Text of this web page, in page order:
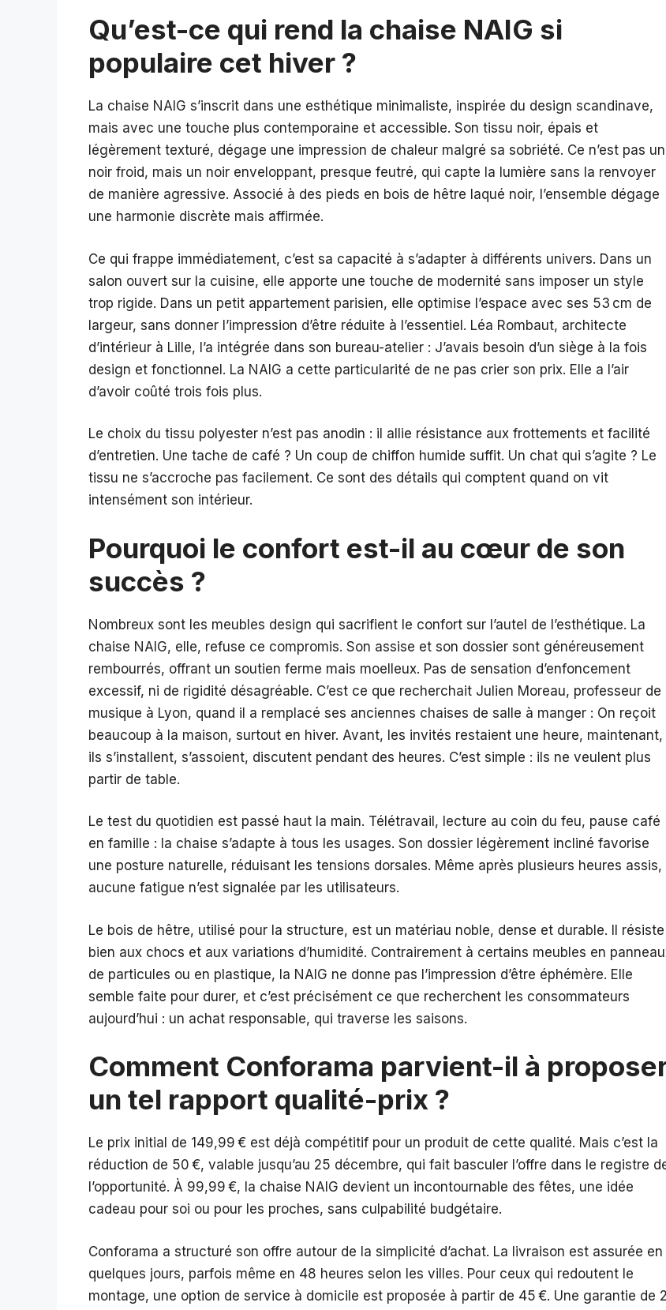
Qu’est-ce qui rend la chaise NAIG si
populaire cet hiver ?
La chaise NAIG s’inscrit dans une esthétique minimaliste, inspirée du design scandinave,
mais avec une touche plus contemporaine et accessible. Son tissu noir, épais et
légèrement texturé, dégage une impression de chaleur malgré sa sobriété. Ce n’est pas un
noir froid, mais un noir enveloppant, presque feutré, qui capte la lumière sans la renvoyer
de manière agressive. Associé à des pieds en bois de hêtre laqué noir, l’ensemble dégage
une harmonie discrète mais affirmée.
Ce qui frappe immédiatement, c’est sa capacité à s’adapter à différents univers. Dans un
salon ouvert sur la cuisine, elle apporte une touche de modernité sans imposer un style
trop rigide. Dans un petit appartement parisien, elle optimise l’espace avec ses 53 cm de
largeur, sans donner l’impression d’être réduite à l’essentiel. Léa Rombaut, architecte
d’intérieur à Lille, l’a intégrée dans son bureau-atelier : J’avais besoin d’un siège à la fois
design et fonctionnel. La NAIG a cette particularité de ne pas crier son prix. Elle a l’air
d’avoir coûté trois fois plus.
Le choix du tissu polyester n’est pas anodin : il allie résistance aux frottements et facilité
d’entretien. Une tache de café ? Un coup de chiffon humide suffit. Un chat qui s’agite ? Le
tissu ne s’accroche pas facilement. Ce sont des détails qui comptent quand on vit
intensément son intérieur.
Pourquoi le confort est-il au cœur de son
succès ?
Nombreux sont les meubles design qui sacrifient le confort sur l’autel de l’esthétique. La
chaise NAIG, elle, refuse ce compromis. Son assise et son dossier sont généreusement
rembourrés, offrant un soutien ferme mais moelleux. Pas de sensation d’enfoncement
excessif, ni de rigidité désagréable. C’est ce que recherchait Julien Moreau, professeur de
musique à Lyon, quand il a remplacé ses anciennes chaises de salle à manger : On reçoit
beaucoup à la maison, surtout en hiver. Avant, les invités restaient une heure, maintenant,
ils s’installent, s’assoient, discutent pendant des heures. C’est simple : ils ne veulent plus
partir de table.
Le test du quotidien est passé haut la main. Télétravail, lecture au coin du feu, pause café
en famille : la chaise s’adapte à tous les usages. Son dossier légèrement incliné favorise
une posture naturelle, réduisant les tensions dorsales. Même après plusieurs heures assis,
aucune fatigue n’est signalée par les utilisateurs.
Le bois de hêtre, utilisé pour la structure, est un matériau noble, dense et durable. Il résiste
bien aux chocs et aux variations d’humidité. Contrairement à certains meubles en
de particules ou en plastique, la NAIG ne donne pas l’impression d’être éphémère. Elle
semble faite pour durer, et c’est précisément ce que recherchent les consommateurs
aujourd’hui : un achat responsable, qui traverse les saisons.
Comment Conforama parvient-il à
un tel rapport qualité-prix ?
Le prix initial de 149,99 € est déjà compétitif pour un produit de cette qualité. Mais c’est la
réduction de 50 €, valable jusqu’au 25 décembre, qui fait basculer l’offre dans le registre
l’opportunité. À 99,99 €, la chaise NAIG devient un incontournable des fêtes, une idée
cadeau pour soi ou pour les proches, sans culpabilité budgétaire.
Conforama a structuré son offre autour de la simplicité d’achat. La livraison est assurée en
quelques jours, parfois même en 48 heures selon les villes. Pour ceux qui redoutent le
montage, une option de service à domicile est proposée à partir de 45 €. Une garantie de 2